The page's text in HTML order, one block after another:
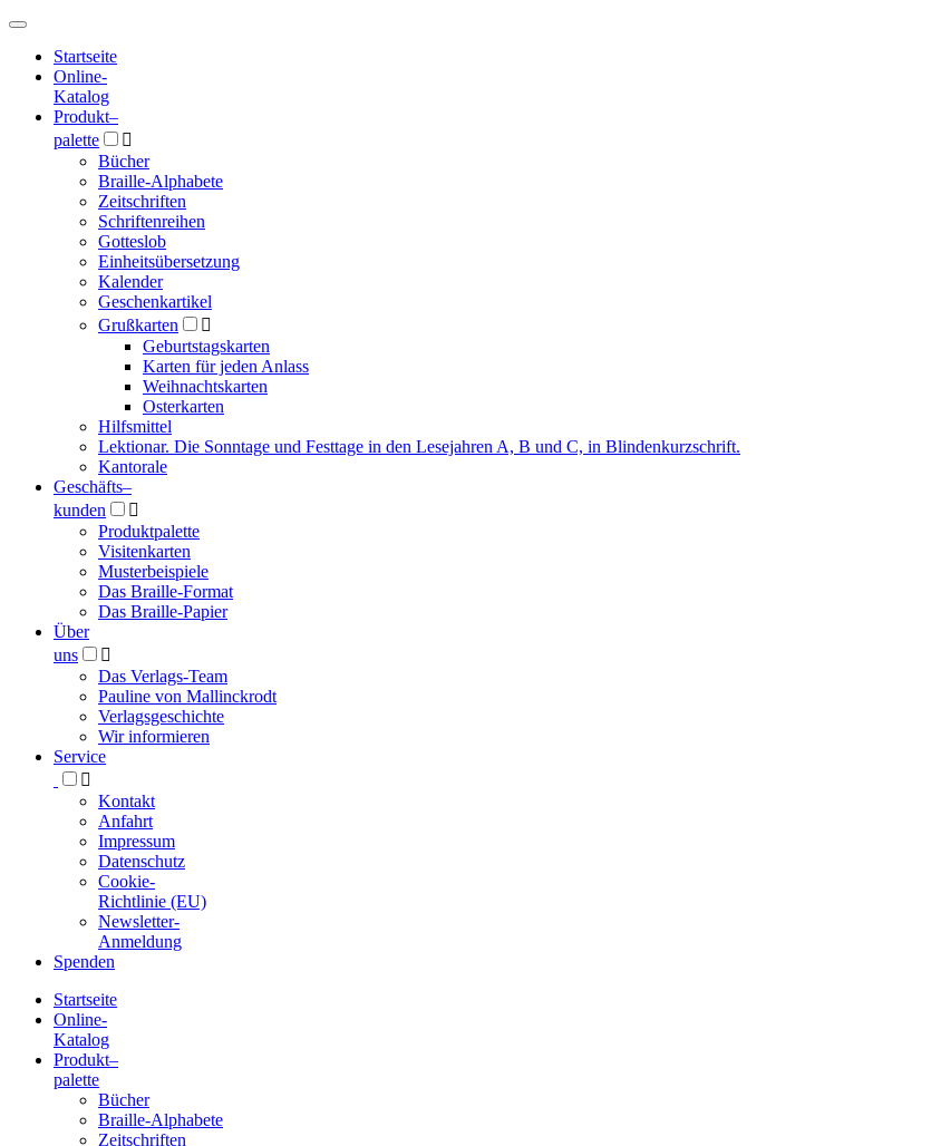
Hauptmenü
Hauptmenü
Startseite
Online-
Katalog
Produkt–
palette

Bücher
Braille-Alphabete
Zeitschriften
Schriftenreihen
Gotteslob
Einheitsübersetzung
Kalender
Geschenkartikel
Grußkarten

Geburtstagskarten
Karten für jeden Anlass
Weihnachtskarten
Osterkarten
Hilfsmittel
Lektionar. Die Sonntage und Festtage in den Lesejahren A, B und C, in Blindenkurzschrift.
Kantorale
Geschäfts­–
kunden

Produktpalette
Visitenkarten
Musterbeispiele
Das Braille-Format
Das Braille-Papier
Über
uns

Das Verlags-Team
Pauline von Mallinckrodt
Verlagsgeschichte
Wir informieren
Service

Kontakt
Anfahrt
Impressum
Datenschutz
Cookie-
Richtlinie (EU)
Newsletter-
Anmeldung
Spenden
Blindenschrift-
Verlag
Startseite
Online-
Katalog
Produkt–
palette
Bücher
Braille-Alphabete
Zeitschriften